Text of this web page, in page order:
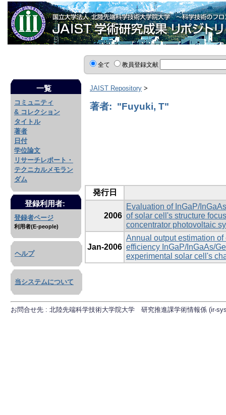
全て 教員登録文献
一覧
コミュニティ
& コレクション
タイトル
著者
日付
学位論文
リサーチレポート・
テクニカルメモラン
ダム
登録利用者:
登録者ページ
利用者(E-people)
ヘルプ
当システムについて
JAIST Repository >
著者: "Fuyuki, T"
発行日
2006
Evaluation of InGaP/
of solar cell's structure
concentrator photovoltaic
Jan-2006
Annual output estimation
efficiency InGaP/InGaAs/
experimental solar cell's
お問合せ先 : 北陸先端科学技術大学院大学 研究推進課学術情報係 (ir-